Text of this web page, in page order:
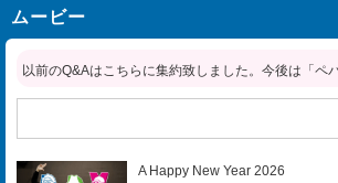
ムービー
以前のQ&Aはこちらに集約致しました。今後は「ペ
A Happy New Year 2026